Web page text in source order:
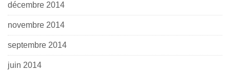
décembre 2014
novembre 2014
septembre 2014
juin 2014